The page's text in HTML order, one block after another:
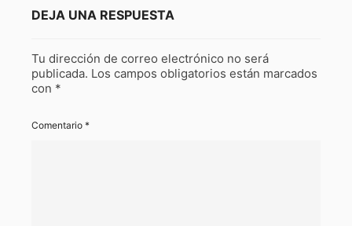
DEJA UNA RESPUESTA
Tu dirección de correo electrónico no será
publicada. Los campos obligatorios están marcados
con *
Comentario *